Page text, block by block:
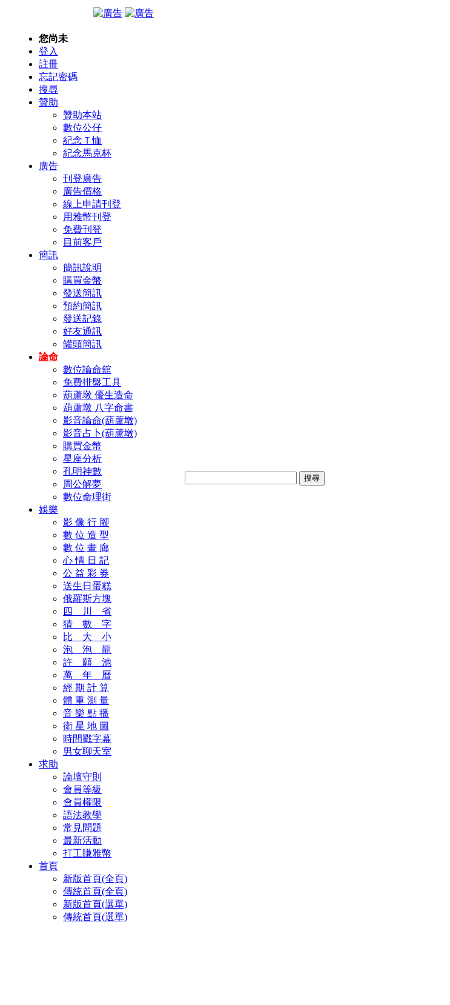
您尚未
登入
註冊
忘記密碼
搜尋
贊助
贊助本站
數位公仔
紀念Ｔ恤
紀念馬克杯
廣告
刊登廣告
廣告價格
線上申請刊登
用雅幣刊登
免費刊登
目前客戶
簡訊
簡訊說明
購買金幣
發送簡訊
預約簡訊
發送記錄
好友通訊
罐頭簡訊
論命
數位論命舘
免費排盤工具
葫蘆墩 優生造命
葫蘆墩 八字命書
影音論命(葫蘆墩)
影音占卜(葫蘆墩)
購買金幣
星座分析
孔明神數
周公解夢
數位命理街
娛樂
影 像 行 腳
數 位 造 型
數 位 畫 廊
心 情 日 記
公 益 彩 券
送生日蛋糕
俄羅斯方塊
四 川 省
猜 數 字
比 大 小
泡 泡 龍
許 願 池
萬 年 曆
經 期 計 算
體 重 測 量
音 樂 點 播
衛 星 地 圖
時間戳字幕
男女聊天室
求助
論壇守則
會員等級
會員權限
語法教學
常見問題
最新活動
打工賺雅幣
首頁
新版首頁(全頁)
傳統首頁(全頁)
新版首頁(選單)
傳統首頁(選單)